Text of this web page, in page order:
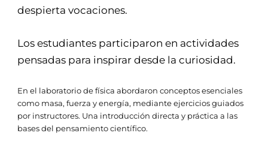
despierta vocaciones.
Los estudiantes participaron en actividades
pensadas para inspirar desde la curiosidad.
En el laboratorio de física abordaron conceptos esenciales
como masa, fuerza y energía, mediante ejercicios guiados
por instructores. Una introducción directa y práctica a las
bases del pensamiento científico.